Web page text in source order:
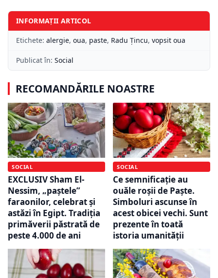
INFORMAȚII ARTICOL
Etichete: alergie, oua, paste, Radu Ţincu, vopsit oua
Publicat în: Social
RECOMANDĂRILE NOASTRE
SOCIAL
EXCLUSIV Sham El-
Nessim, „paștele”
faraonilor, celebrat și
astăzi în Egipt. Tradiția
primăverii păstrată de
peste 4.000 de ani
SOCIAL
Ce semnificație au
ouăle roșii de Paște.
Simboluri ascunse în
acest obicei vechi. Sunt
prezente în toată
istoria umanităţii